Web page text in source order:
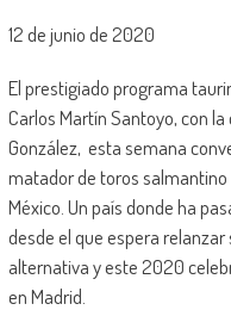
12 de junio de 2020
El prestigiado programa
Carlos Martín Santoyo, con
González, esta semana
matador de toros salmantino
México. Un país donde ha
desde el que espera relanzar
alternativa y este 2020
en Madrid.